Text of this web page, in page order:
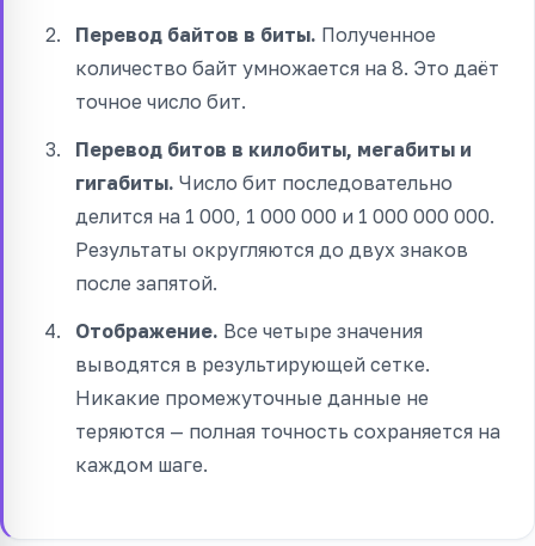
Перевод байтов в биты. Полученное
количество байт умножается на 8. Это даёт
точное число бит.
Перевод битов в килобиты, мегабиты и
гигабиты. Число бит последовательно
делится на 1 000, 1 000 000 и 1 000 000 000.
Результаты округляются до двух знаков
после запятой.
Отображение. Все четыре значения
выводятся в результирующей сетке.
Никакие промежуточные данные не
теряются — полная точность сохраняется на
каждом шаге.